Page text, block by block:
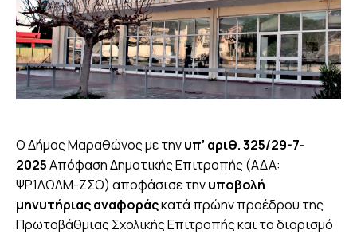
Ο Δήμος Μαραθώνος με τηνυπ’ αριθ. 325/29-7-
2025Απόφαση Δημοτικής Επιτροπής (ΑΔΑ:
ΨΡ1ΛΩΛΜ-ΖΣΟ) αποφάσισε τηνυποβολή
μηνυτήριας αναφοράςκατά πρώην προέδρου της
Πρωτοβάθμιας Σχολικής Επιτροπής και το διορισμό